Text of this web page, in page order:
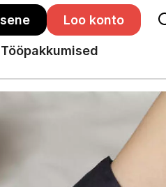
Loo konto
Tööpakkumised